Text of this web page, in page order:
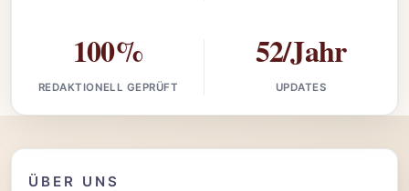
100%
REDAKTIONELL GEPRÜFT
52/Jahr
UPDATES
ÜBER UNS